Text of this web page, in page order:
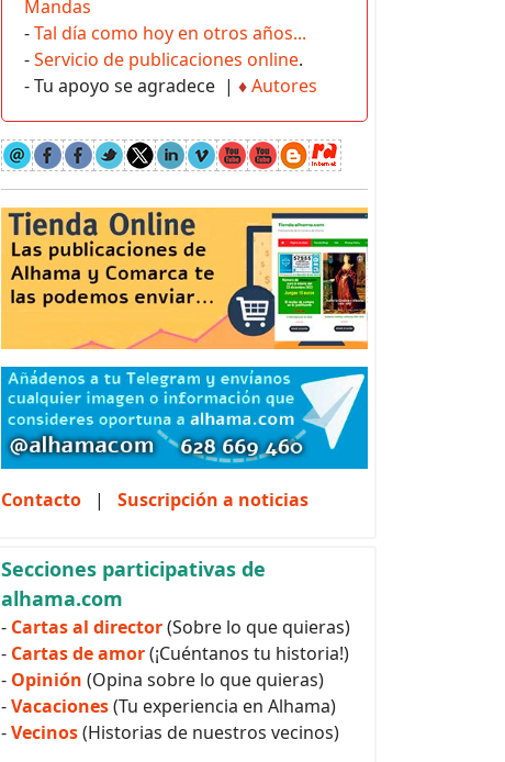
Mandas
-Tal día como hoy en otros años...
-Servicio de publicaciones online.
- Tu apoyo se agradece | ♦Autores
Contacto | Suscripción a noticias
Secciones participativas de
alhama.com
- Cartas al director(Sobre lo que quieras)
- Cartas de amor(¡Cuéntanos tu historia!)
- Opinión (Opina sobre lo que quieras)
-Vacaciones(Tu experiencia en Alhama)
-Vecinos(Historias de nuestros vecinos)